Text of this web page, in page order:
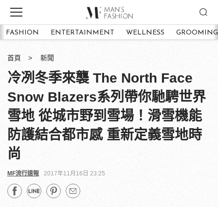
FASHION ENTERTAINMENT WELLNESS GROOMING
首頁 新聞
冷冽冬季來襲 The North Face
Snow Blazers系列帶你馳騁世界
雪地 從城市野到雪場！滑雪機能
防護結合都市感 重新定義雪地時
尚
MF流行速報 2017年11月16日 23:25